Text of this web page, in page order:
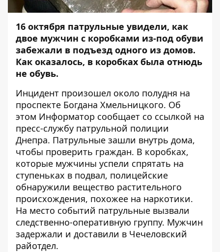
16 октября патрульные увидели, как
двое мужчин с коробками из-под обуви
забежали в подъезд одного из домов.
Как оказалось, в коробках была отнюдь
не обувь.
Инцидент произошел около полудня на
проспекте Богдана Хмельницкого. Об
этом Информатор сообщает со ссылкой на
пресс-службу патрульной полиции
Днепра. Патрульные зашли внутрь дома,
чтобы проверить граждан. В коробках,
которые мужчины успели спрятать на
ступеньках в подвал, полицейские
обнаружили вещество растительного
происхождения, похожее на наркотики.
На место событий патрульные вызвали
следственно-оперативную группу. Мужчин
задержали и доставили в Чечеловский
райотдел.